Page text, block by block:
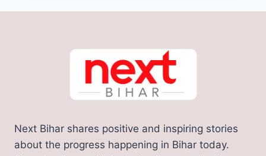
शोध,
रुपए
की
Next Bihar shares positive and inspiring stories
about the progress happening in Bihar today.